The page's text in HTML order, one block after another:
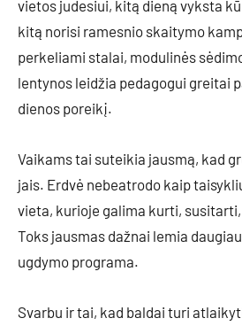
vietos judesiui, kitą dieną vyksta
kitą norisi ramesnio skaitymo
perkeliami stalai, modulinės
lentynos leidžia pedagogui greitai
dienos poreikį.
Vaikams tai suteikia jausmą, kad
jais. Erdvė nebeatrodo kaip
vieta, kurioje galima kurti,
Toks jausmas dažnai lemia
ugdymo programa.
Svarbu ir tai, kad baldai turi